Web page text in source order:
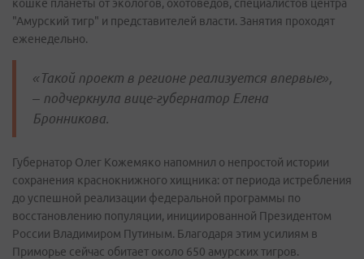
кошке планеты от экологов, охотоведов, специалистов центра
"Амурский тигр" и представителей власти. Занятия проходят
еженедельно.
«Такой проект в регионе реализуется впервые»,
– подчеркнула вице-губернатор Елена
Бронникова.
Губернатор Олег Кожемяко напомнил о непростой истории
сохранения краснокнижного хищника: от периода истребления
до успешной реализации федеральной программы по
восстановлению популяции, инициированной Президентом
России Владимиром Путиным. Благодаря этим усилиям в
Приморье сейчас обитает около 650 амурских тигров.